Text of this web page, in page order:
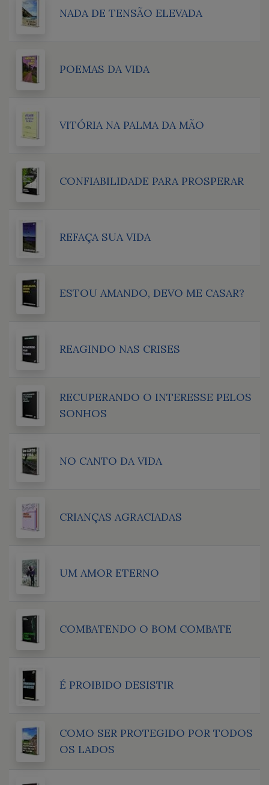
NADA DE TENSÃO ELEVADA
POEMAS DA VIDA
VITÓRIA NA PALMA DA MÃO
CONFIABILIDADE PARA PROSPERAR
REFAÇA SUA VIDA
ESTOU AMANDO, DEVO ME CASAR?
REAGINDO NAS CRISES
RECUPERANDO O INTERESSE PELOS
SONHOS
NO CANTO DA VIDA
CRIANÇAS AGRACIADAS
UM AMOR ETERNO
COMBATENDO O BOM COMBATE
É PROIBIDO DESISTIR
COMO SER PROTEGIDO POR TODOS
OS LADOS